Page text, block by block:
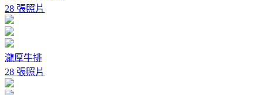
28 張照片
瀧厚牛排
28 張照片